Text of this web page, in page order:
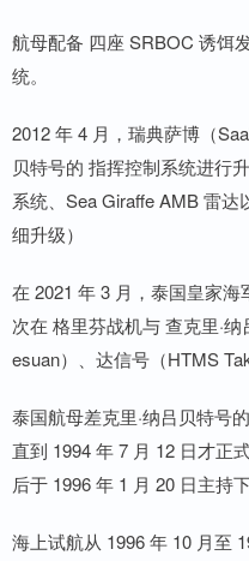
航母配备 四座 SRBOC 诱饵
统。
2012 年 4 月，瑞典萨博（
贝特号的 指挥控制系统进行
系统、Sea Giraffe AMB 雷
细升级）
在 2021 年 3 月，泰国皇家
次在 格里芬战机与 查克里·
esuan）、达信号（HTMS
泰国航母差克里·纳吕贝特号
直到 1994 年 7 月 12 日才正
后于 1996 年 1 月 20 日主持
海上试航从 1996 年 10 月至